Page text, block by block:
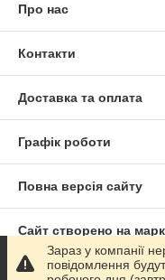
Про нас
Контакти
Доставка та оплата
Графік роботи
Повна версія сайту
Сайт створено на
Політика
Зараз у компанії
повідомлення